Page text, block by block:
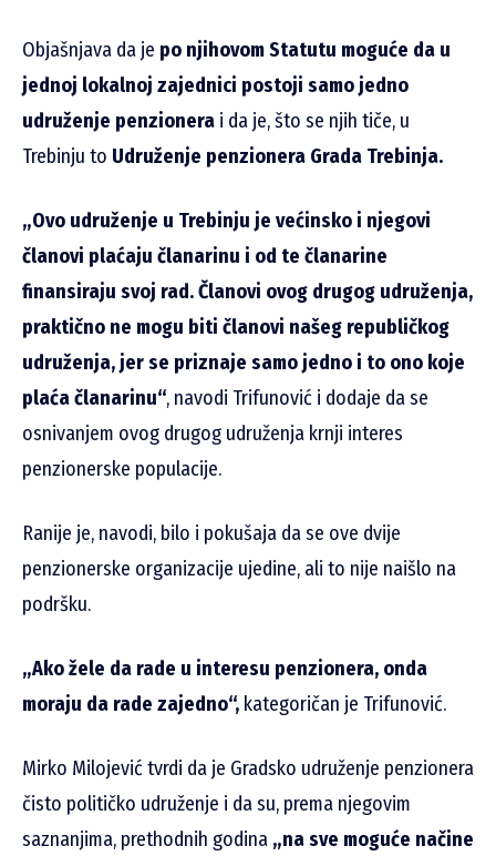
Objašnjava da je po njihovom Statutu moguće da u
jednoj lokalnoj zajednici postoji samo jedno
udruženje penzionera i da je, što se njih tiče, u
Trebinju to Udruženje penzionera Grada Trebinja.
„Ovo udruženje u Trebinju je većinsko i njegovi
članovi plaćaju članarinu i od te članarine
finansiraju svoj rad. Članovi ovog drugog udruženja,
praktično ne mogu biti članovi našeg republičkog
udruženja, jer se priznaje samo jedno i to ono koje
plaća članarinu“, navodi Trifunović i dodaje da se
osnivanjem ovog drugog udruženja krnji interes
penzionerske populacije.
Ranije je, navodi, bilo i pokušaja da se ove dvije
penzionerske organizacije ujedine, ali to nije naišlo na
podršku.
„Ako žele da rade u interesu penzionera, onda
moraju da rade zajedno“, kategoričan je Trifunović.
Mirko Milojević tvrdi da je Gradsko udruženje penzionera
čisto političko udruženje i da su, prema njegovim
saznanjima, prethodnih godina „na sve moguće načine